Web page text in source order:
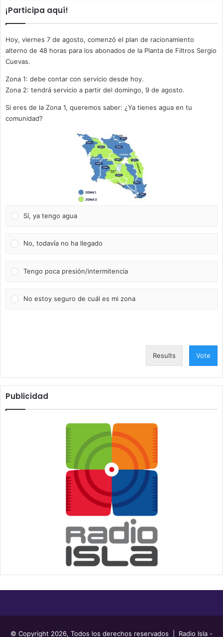
¡Participa aquí!
Hoy, viernes 7 de agosto, comenzó el plan de racionamiento
alterno de 48 horas para los abonados de la Planta de Filtros Sergio
Cuevas.
Zona 1: debe contar con servicio desde hoy.
Zona 2: tendrá servicio a partir del domingo, 9 de agosto.
Si eres de la Zona 1, queremos saber: ¿Ya tienes agua en tu
comunidad?
Sí, ya tengo agua
No, todavía no ha llegado
Tengo poca presión/intermitencia
No estoy seguro de cuál es mi zona
Results Vote
Publicidad
© Copyright 2026, Todos los derechos reservados | Radio Isla -